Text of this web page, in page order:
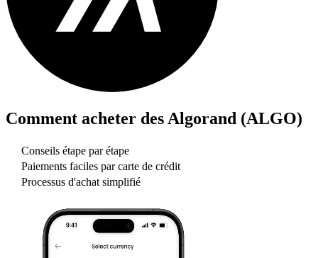
Comment acheter des Algorand (ALGO)
Conseils étape par étape
Paiements faciles par carte de crédit
Processus d'achat simplifié